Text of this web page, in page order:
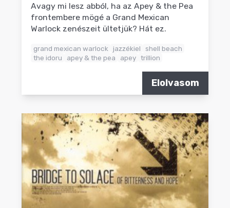
Avagy mi lesz abból, ha az Apey & the Pea
frontembere mögé a Grand Mexican
Warlock zenészeit ültetjük? Hát ez.
grand mexican warlock jazzékiel
shell beach
the idoru
apey & the pea apey trillion
Elolvasom